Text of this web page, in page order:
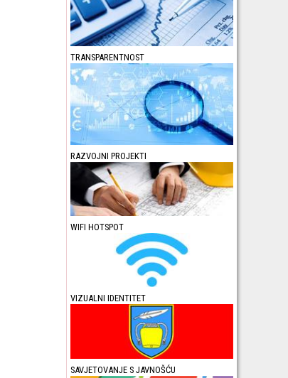
TRANSPARENTNOST
RAZVOJNI PROJEKTI
WIFI HOTSPOT
VIZUALNI IDENTITET
SAVJETOVANJE S JAVNOŠĆU